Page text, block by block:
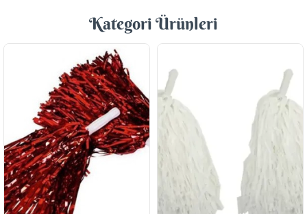
Kategori Ürünleri